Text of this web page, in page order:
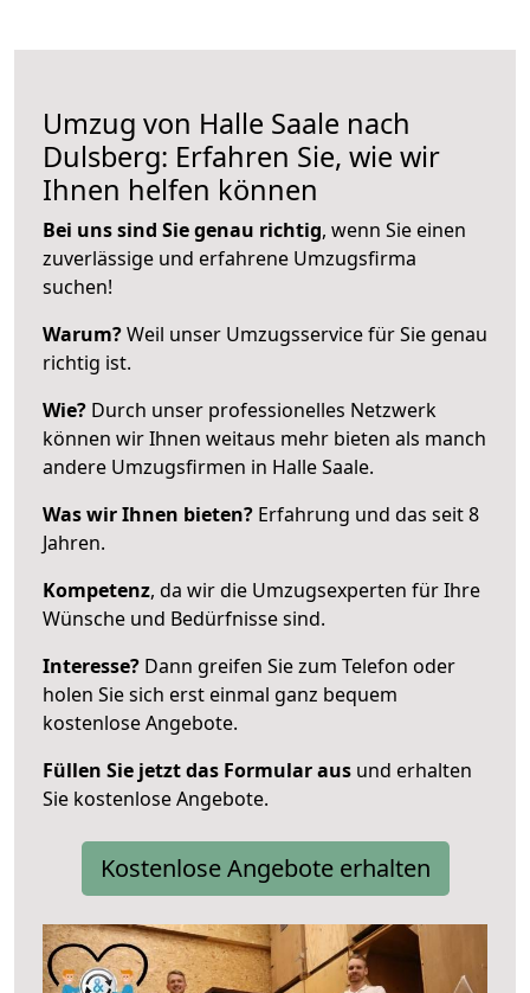
Umzug von Halle Saale nach
Dulsberg: Erfahren Sie, wie wir
Ihnen helfen können
Bei uns sind Sie genau richtig, wenn Sie einen
zuverlässige und erfahrene Umzugsfirma
suchen!
Warum?Weil unser Umzugsservice für Sie genau
richtig ist.
Wie? Durch unser professionelles Netzwerk
können wir Ihnen weitaus mehr bieten als manch
andere Umzugsfirmen in Halle Saale.
Was wir Ihnen bieten? Erfahrung und das seit 8
Jahren.
Kompetenz, da wir die Umzugsexperten für Ihre
Wünsche und Bedürfnisse sind.
Interesse? Dann greifen Sie zum Telefon oder
holen Sie sich erst einmal ganz bequem
kostenlose Angebote.
Füllen Sie jetzt das Formular aus und erhalten
Sie kostenlose Angebote.
Kostenlose Angebote erhalten